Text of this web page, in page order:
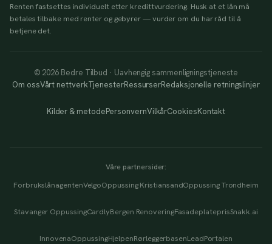
Renten fastsettes individuelt etter kredittvurdering. Husk at et lån må
betales tilbake med renter og gebyrer — vurder om du har råd til å
betjene det.
© 2026 Bedre Tilbud · Uavhengig sammenligningstjeneste
Om ossVårt nettverkTjenesterRessurserRedaksjonelle retningslinjer
Kilder & metodePersonvernVilkårCookiesKontakt
Våre partnersider:
ForbrukslånagentenVelgoOppussing KristiansandOppussing Trondheim
Stavanger OppussingCardlyBergen RenoveringFasadeplateprisSnakk.ai
InnovenaOppussingHjelpenRørleggerbasenLeadPortalen